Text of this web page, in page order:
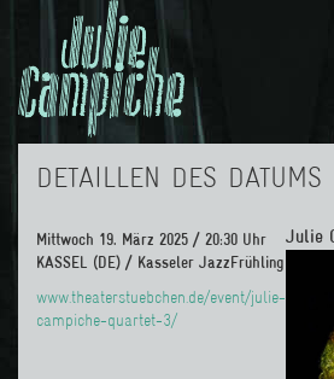
DETAILLEN DES DATUMS
Mittwoch 19. März 2025 / 20:30 Uhr
KASSEL (DE) / Kasseler JazzFrühling
www.theaterstuebchen.de/event/julie-
campiche-quartet-3/
Julie